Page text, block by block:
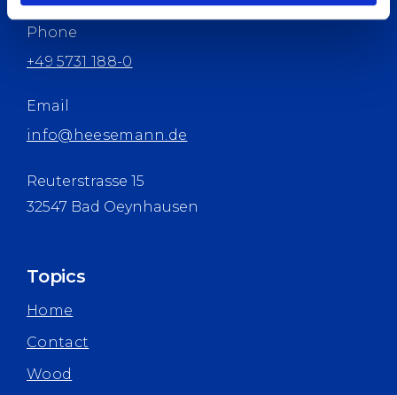
Phone
+49 5731 188-0
Email
info@heesemann.de
Reuterstrasse 15
32547 Bad Oeynhausen
Topics
Home
Contact
Wood